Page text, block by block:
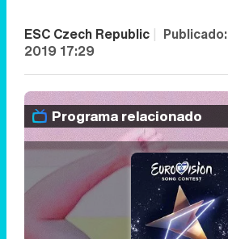
ESC Czech Republic | Publicado:
2019 17:29
Programa relacionado